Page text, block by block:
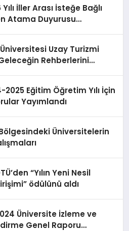
Yılı İller Arası İsteğe Bağlı
Atama Duyurusu
Uzay Turizmi
Rehberlerini
2025 Eğitim Öğretim Yılı İçin
Yayımlandı
Üniversitelerin
ödülünü aldı
Üniversite İzleme ve
Genel Raporu